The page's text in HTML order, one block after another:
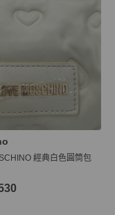
經典白色圓筒包